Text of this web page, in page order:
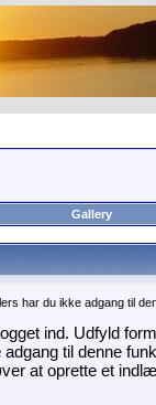
Gallery
har du ikke adgang til
ind. Udfyld
adgang til denne
at oprette et